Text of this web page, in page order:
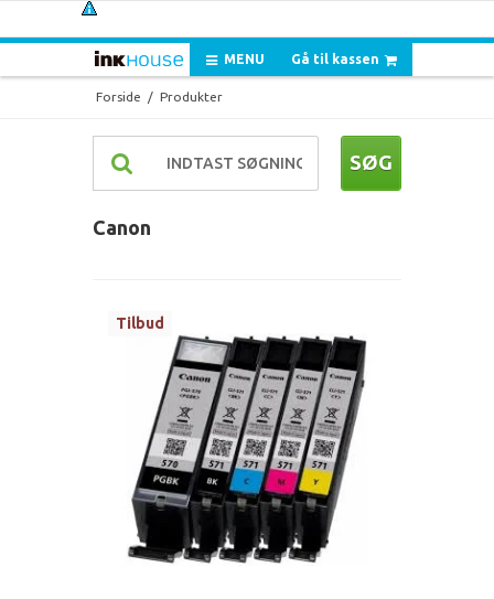
Gå til kassen
MENU
Forside / Produkter
SØG
Canon
Tilbud